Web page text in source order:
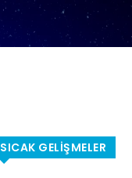
SICAK GELIŞMELER